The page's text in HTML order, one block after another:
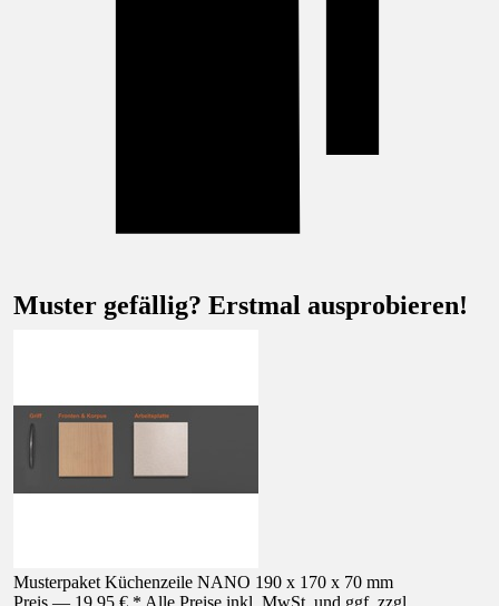
Muster gefällig? Erstmal ausprobieren!
Musterpaket Küchenzeile NANO 190 x 170 x 70 mm
Preis — 19,95 € * Alle Preise inkl. MwSt. und ggf. zzgl.